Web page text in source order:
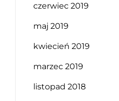
czerwiec 2019
maj 2019
kwiecień 2019
marzec 2019
listopad 2018